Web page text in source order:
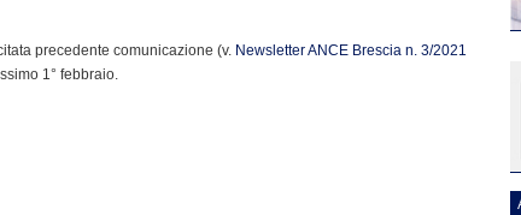
precedente comunicazione (v. Newsletter ANCE Brescia n. 3/2021
1° febbraio.